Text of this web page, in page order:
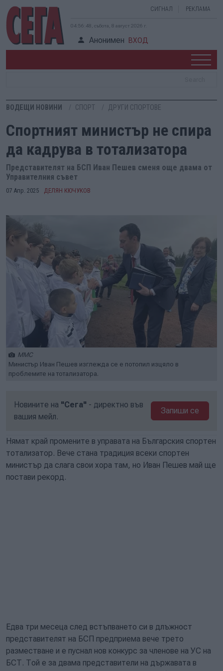
СИГНАЛ РЕКЛАМА
04:56:49, събота, 8 август 2026 г.
Анонимен ВХОД
ВОДЕЩИ НОВИНИ СПОРТ ДРУГИ СПОРТОВЕ
Спортният министър не спира
да кадрува в тотализатора
Представителят на БСП Иван Пешев сменя още двама от
Управителния съвет
07 Апр. 2025 ДЕЛЯН КЮЧУКОВ
ММС
Министър Иван Пешев изглежда се е потопил изцяло в
проблемите на тотализатора.
Новините на "Сега" - директно във
вашия мейл.
Запиши се
Нямат край промените в управата на Българския спортен
тотализатор. Вече стана традиция всеки спортен
министър да слага свои хора там, но Иван Пешев май ще
постави рекорд.
Едва три месеца след встъпването си в длъжност
представителят на БСП предприема вече трето
разместване и е пуснал нов конкурс за членове на УС на
БСТ. Той е за двама представители на държавата в